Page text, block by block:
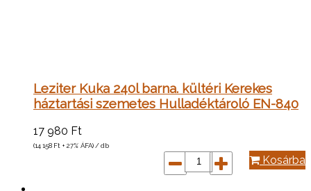
Leziter Kuka 240l barna. kültéri Kerekes
háztartási szemetes Hulladéktároló EN-840
17 980 Ft
(14 158 Ft + 27% ÁFA) / db
Kosárba